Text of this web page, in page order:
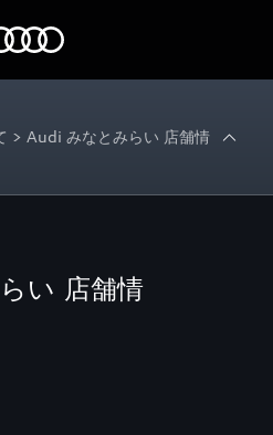
> Audi みなとみらい 店舗情
い 店舗情